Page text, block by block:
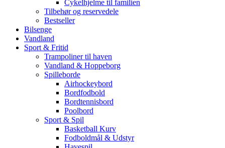
Cykelhjelme til familien
Tilbehør og reservedele
Bestseller
Bilsenge
Vandland
Sport & Fritid
Trampoliner til haven
Vandland & Hoppeborg
Spilleborde
Airhockeybord
Bordfodbold
Bordtennisbord
Poolbord
Sport & Spil
Basketball Kurv
Fodboldmål & Udstyr